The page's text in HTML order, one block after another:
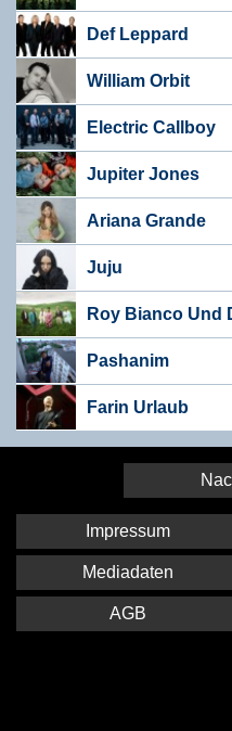
Def Leppard
William Orbit
Electric Callboy
Jupiter Jones
Ariana Grande
Juju
Roy Bianco Und
Pashanim
Farin Urlaub
Impressum
Mediadaten
AGB